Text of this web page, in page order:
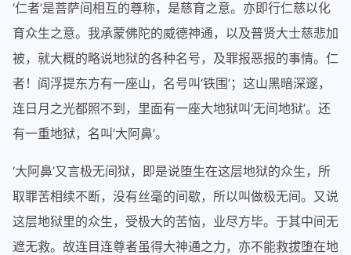
‘仁者’是菩萨间相互的尊称，是慈育之意。亦即行仁慈以化
育众生之意。我承蒙佛陀的威德神通，以及普贤大士慈悲加
被，就大概的略说地狱的各种名号，及罪报恶报的事情。仁
者！阎浮提东方有一座山，名号叫‘铁围’；这山黑暗深邃，
连日月之光都照不到，里面有一座大地狱叫‘无间地狱’。还
有一重地狱，名叫‘大阿鼻’。
‘大阿鼻’又言极无间狱，即是说堕生在这层地狱的众生，所
取罪苦相续不断，没有丝毫的间歇，所以叫做极无间。又说
这层地狱里的众生，受极大的苦恼，业尽方毕。于其中间无
遮无救。故连目连尊者虽得大神通之力，亦不能救拔堕在地